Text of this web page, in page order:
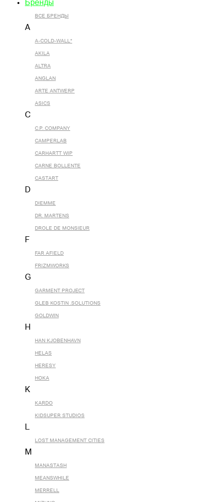
Бренды
ВСЕ БРЕНДЫ
A
A-COLD-WALL*
AKILA
ALTRA
ANGLAN
ARTE ANTWERP
ASICS
C
C.P. COMPANY
CAMPERLAB
CARHARTT WIP
CARNE BOLLENTE
CASTART
D
DIEMME
DR. MARTENS
DROLE DE MONSIEUR
F
FAR AFIELD
FRIZMWORKS
G
GARMENT PROJECT
GLEB KOSTIN .SOLUTIONS
GOLDWIN
H
HAN KJOBENHAVN
HELAS
HERESY
HOKA
K
KARDO
KIDSUPER STUDIOS
L
LOST MANAGEMENT CITIES
M
MANASTASH
MEANSWHILE
MERRELL